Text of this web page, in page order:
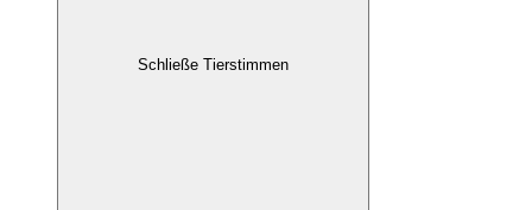
Schließe Tierstimmen